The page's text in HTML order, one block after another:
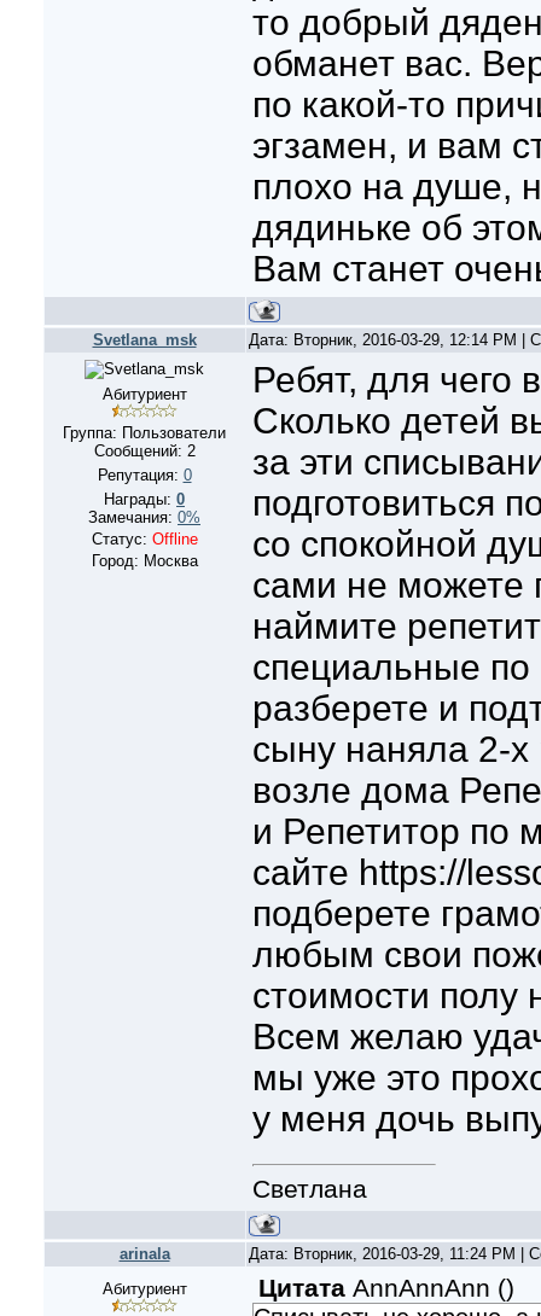
то добрый
обманет вас.
по какой-то
эгзамен, и вам
плохо на душе,
дядиньке об
Вам станет
Svetlana_msk Дата: Вторник, 2016-03-29, 12:14 PM |
Абитуриент
Группа: Пользователи
Сообщений: 2
Репутация: 0
Награды: 0
Замечания: 0%
Статус: Offline
Город: Москва
Ребят, для чего
Сколько детей
за эти
подготовиться
со спокойной
сами не можете
наймите
специальные по
разберете и
сыну наняла 2-х
возле дома
и Репетитор по
сайте https://
подберете
любым свои
стоимости полу
Всем желаю
мы уже это
у меня дочь
Светлана
arinala
Дата: Вторник, 2016-03-29, 11:24 PM |
Абитуриент
Цитата AnnAnnAnn ()